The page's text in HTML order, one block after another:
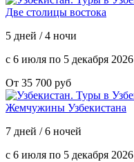
Две столицы востока
5 дней / 4 ночи
с 6 июля по 5 декабря 2026
От 35 700 руб
Жемчужины Узбекистана
7 дней / 6 ночей
с 6 июля по 5 декабря 2026